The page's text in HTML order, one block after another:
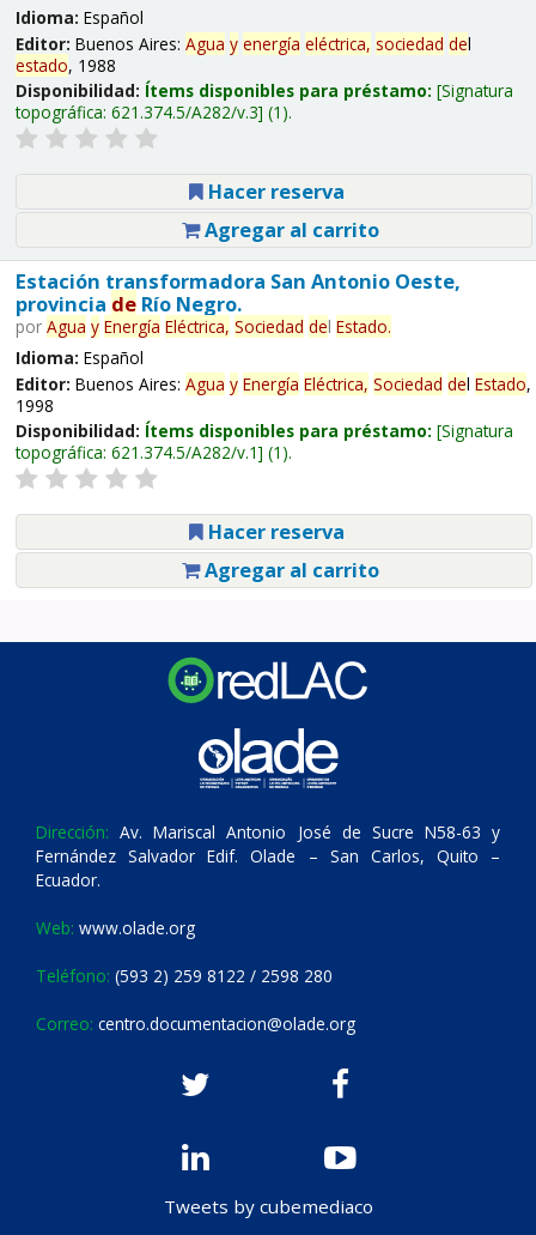
Idioma: Español
Editor: Buenos Aires: Agua y energía eléctrica, sociedad del
estado, 1988
Disponibilidad: Ítems disponibles para préstamo: Signatura
topográfica: 621.374.5/A282/v.3 (1).
Hacer reserva
Agregar al carrito
Estación transformadora San Antonio Oeste,
provincia deRío Negro.
por Agua y Energía Eléctrica, Sociedad del Estado.
Idioma: Español
Editor: Buenos Aires: Agua y Energía Eléctrica, Sociedad del Estado,
1998
Disponibilidad: Ítems disponibles para préstamo: Signatura
topográfica: 621.374.5/A282/v.1 (1).
Hacer reserva
Agregar al carrito
Dirección: Av. Mariscal Antonio José de Sucre N58-63 y
Fernández Salvador Edif. Olade – San Carlos, Quito –
Ecuador.
Web: www.olade.org
Teléfono: (593 2) 259 8122 / 2598 280
Correo: centro.documentacion@olade.org
Tweets by cubemediaco